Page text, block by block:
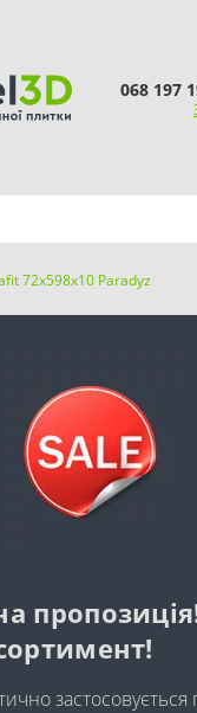
068 197
72x598x10 Paradyz
застосовується